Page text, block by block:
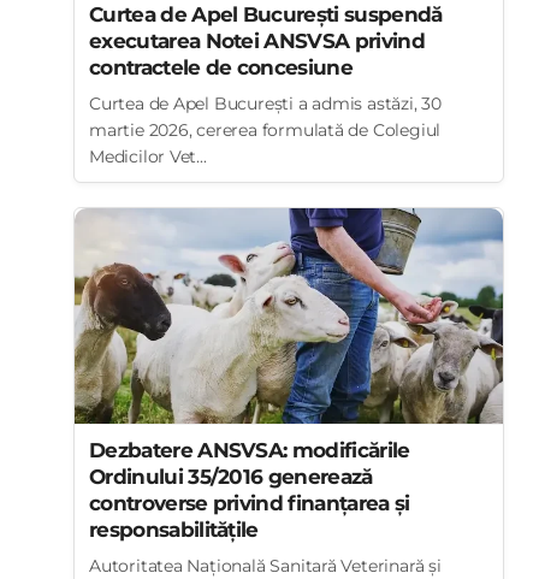
Curtea de Apel București suspendă
executarea Notei ANSVSA privind
contractele de concesiune
Curtea de Apel București a admis astăzi, 30
martie 2026, cererea formulată de Colegiul
Medicilor Vet...
Dezbatere ANSVSA: modificările
Ordinului 35/2016 generează
controverse privind finanțarea și
responsabilitățile
Autoritatea Națională Sanitară Veterinară și